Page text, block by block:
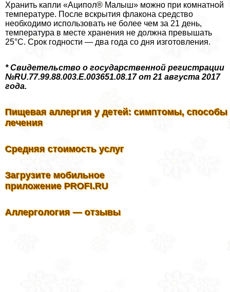
Хранить капли «Аципол® Малыш» можно при комнатной
температуре. После вскрытия флакона средство
необходимо использовать не более чем за 21 день,
температура в месте хранения не должна превышать
25°С. Срок годности — два года со дня изготовления.
* Свидетельство о государственной регистрации
№RU.77.99.88.003.E.003651.08.17 от 21 августа 2017
года.
Пищевая аллергия у детей: симптомы, способы
лечения
Средняя стоимость услуг
Загрузите мобильное
приложение PROFI.RU
Аллергология — отзывы